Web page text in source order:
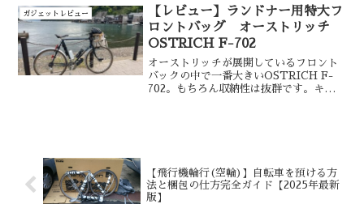
ですが絶対的な安心感と暖かさがありま
した。mont-bellやナンガのシュラフと
の比較や、収納時に便利なコンプレッシ
ョンバッグやドライバッグとの組み合わ
せについても考察していきます。
ガジェットレビュー
【レビュー】ランドナー用特大フ
ロントバッグ オーストリッチ
OSTRICH F-702
オーストリッチが展開しているフロント
バックの中で一番大きいOSTRICH F-
702。もちろん収納性は抜群です。キャン
【飛行機輪行(空輪)】自転車を預ける方
法と梱包の仕方完全ガイド【2025年最新
版】